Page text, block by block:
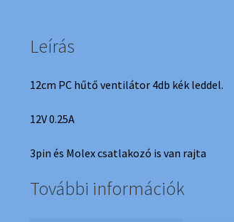
Leírás
12cm PC hűtő ventilátor 4db kék leddel.
12V 0.25A
3pin és Molex csatlakozó is van rajta
További információk